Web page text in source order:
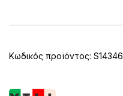
Κωδικός προϊόντος: S14346